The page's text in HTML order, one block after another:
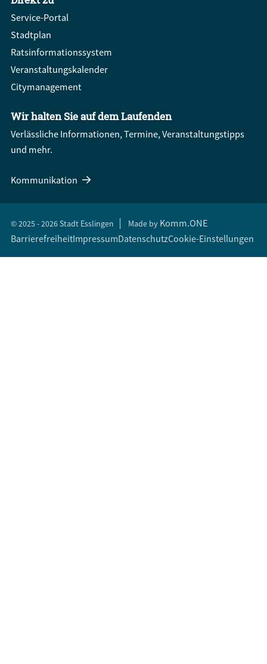
Service-Portal
Stadtplan
Ratsinformationssystem
Veranstaltungskalender
Citymanagement
Wir halten Sie auf dem Laufenden
Verlässliche Informationen, Termine, Veranstaltungstipps
und mehr.
Kommunikation
© 2025 - 2026 Stadt Esslingen Made by Komm.ONE
BarrierefreiheitImpressumDatenschutzCookie-Einstellungen